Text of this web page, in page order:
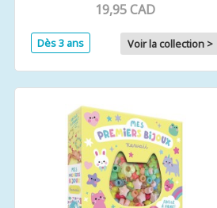
19,95 CAD
Dès 3 ans Voir la collection >